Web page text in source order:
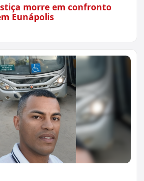
morre em confronto
Eunápolis